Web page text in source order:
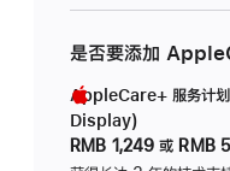
是否要添加
AppleCare+ 服务计
Display)
RMB 1,249 或 RMB